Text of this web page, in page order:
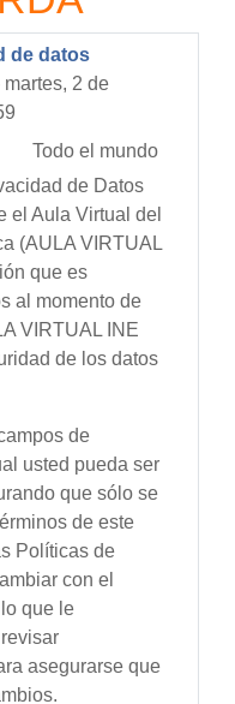
de datos
martes, 2 de
Todo el mundo
de Datos
el Aula Virtual del
(AULA VIRTUAL
que es
al momento de
VIRTUAL INE
de los datos
de
usted pueda ser
que sólo se
de este
Políticas de
con el
que le
asegurarse que